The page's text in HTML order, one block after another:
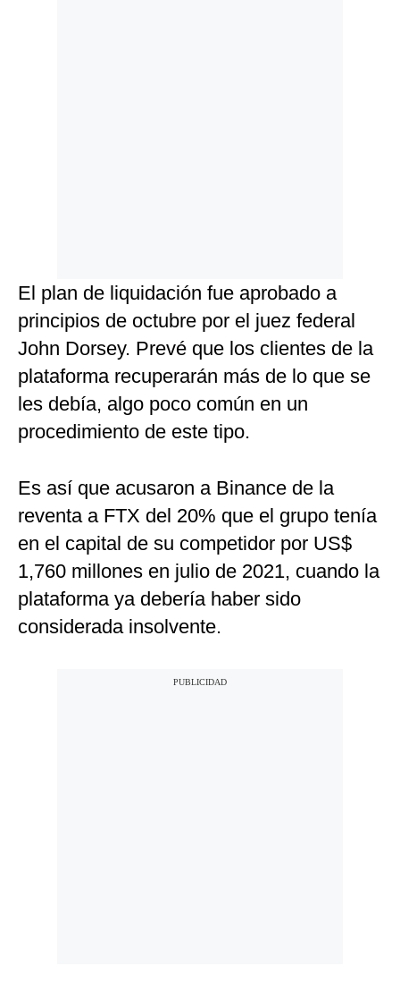
El plan de liquidación fue aprobado a
principios de octubre por el juez federal
John Dorsey. Prevé que los clientes de la
plataforma recuperarán más de lo que se
les debía, algo poco común en un
procedimiento de este tipo.
Es así que acusaron a Binance de la
reventa a FTX del 20% que el grupo tenía
en el capital de su competidor por US$
1,760 millones en julio de 2021, cuando la
plataforma ya debería haber sido
considerada insolvente.